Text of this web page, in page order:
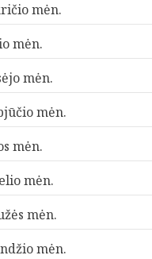
mėn.
mėn.
mėn.
mėn.
mėn.
mėn.
mėn.
mėn.